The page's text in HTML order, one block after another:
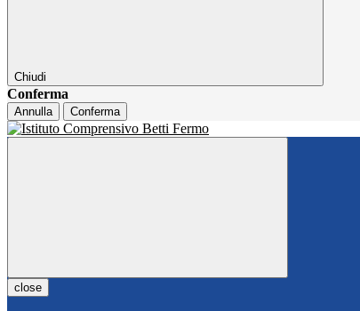
Chiudi
Conferma
Annulla Conferma
close